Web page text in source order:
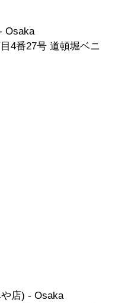
Osaka
4番27号 道頓堀ベニ
店) - Osaka